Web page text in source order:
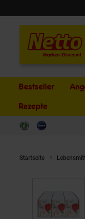
Bestseller
Rezepte
Startseite